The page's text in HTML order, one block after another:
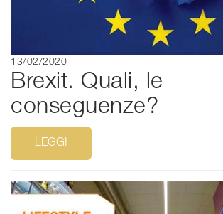
13/02/2020
Brexit. Quali, le
conseguenze?
LEGGI